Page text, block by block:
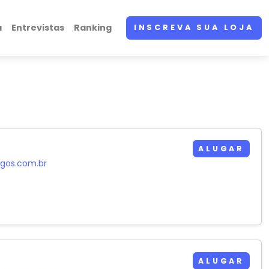
Entrevistas Ranking INSCREVA SUA LOJA
ALUGAR
ALUGAR